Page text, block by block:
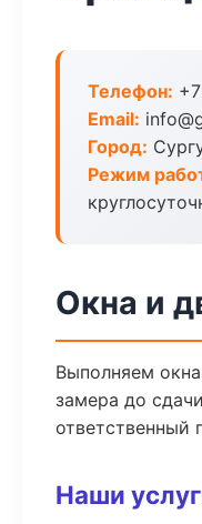
Телефон:
Email:
Город:
Режим
Окна и
Выполняем
замера до
ответственный
Наши